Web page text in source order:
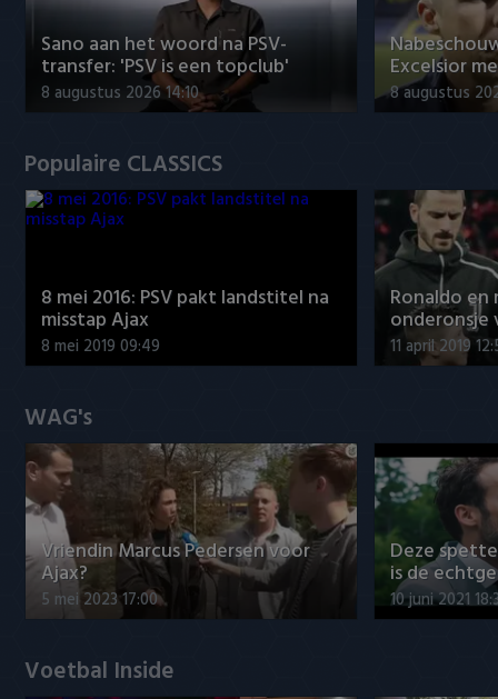
Sano aan het woord na PSV-
transfer: 'PSV is een topclub'
8 augustus 2026 14:10
Excelsior
8 augustus
Populaire CLASSICS
8 mei 2016: PSV pakt landstitel na
misstap Ajax
8 mei 2019 09:49
Ronaldo
onderonsje
11 april 2019
WAG's
Vriendin Marcus Pedersen voor
Ajax?
5 mei 2023 17:00
Deze
is de
10 juni 2021
Voetbal Inside